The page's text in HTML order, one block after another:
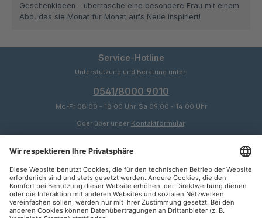
Geschenkideen – überrasche eine besondere Frau mit einem
Abo, das sie Monat für Monat aufs Neue inspiriert!
Service-Hotline
Unterstützung und Beratung unter:
0541/8000 9010
Mo-Fr 08:00 - 18:00 Uhr, Sa 09:00 - 14:00 Uhr
Oder über unser Kontaktformular.
Informationen
Zahlungsarten